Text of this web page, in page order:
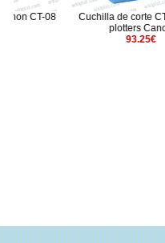
Cuchilla de corte CT-07 para
plotters Canon